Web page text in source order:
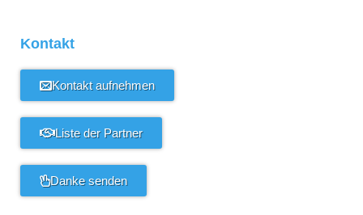
Kontakt
Kontakt aufnehmen
Liste der Partner
Danke senden